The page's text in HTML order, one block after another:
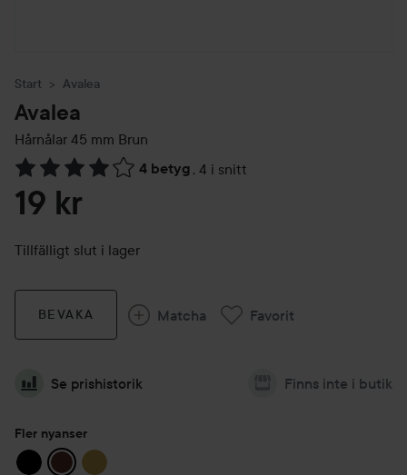
Start Avalea
Avalea
Hårnålar 45 mm Brun
4 betyg , 4 i snitt
Hoppa till Betyg & kommentarer
19 kr
Tillfälligt slut i lager
BEVAKA Matcha Favorit
Se prishistorik Finns inte i butik
Fler nyanser